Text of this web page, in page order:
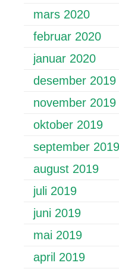
mars 2020
februar 2020
januar 2020
desember 2019
november 2019
oktober 2019
september 2019
august 2019
juli 2019
juni 2019
mai 2019
april 2019